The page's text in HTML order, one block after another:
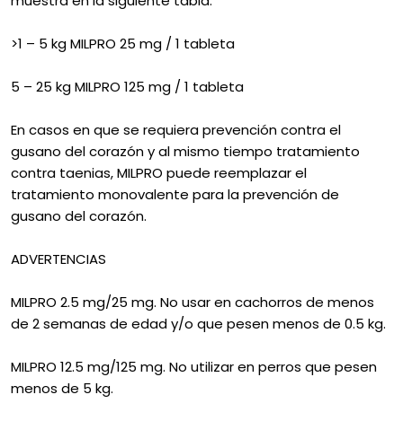
>1 – 5 kg MILPRO 25 mg / 1 tableta
5 – 25 kg MILPRO 125 mg / 1 tableta
En casos en que se requiera prevención contra el
gusano del corazón y al mismo tiempo tratamiento
contra taenias, MILPRO puede reemplazar el
tratamiento monovalente para la prevención de
gusano del corazón.
ADVERTENCIAS
MILPRO 2.5 mg/25 mg. No usar en cachorros de menos
de 2 semanas de edad y/o que pesen menos de 0.5 kg.
MILPRO 12.5 mg/125 mg. No utilizar en perros que pesen
menos de 5 kg.